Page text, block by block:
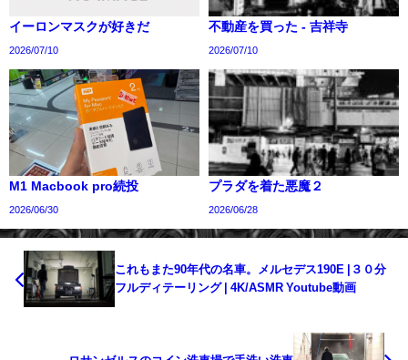
イーロンマスクが好きだ
2026/07/10
不動産を買った - 吉祥寺
2026/07/10
M1 Macbook pro続投
2026/06/30
プラダを着た悪魔２
2026/06/28
これもまた90年代の名車。メルセデス190E |３０分
フルディテーリング | 4K/ASMR Youtube動画